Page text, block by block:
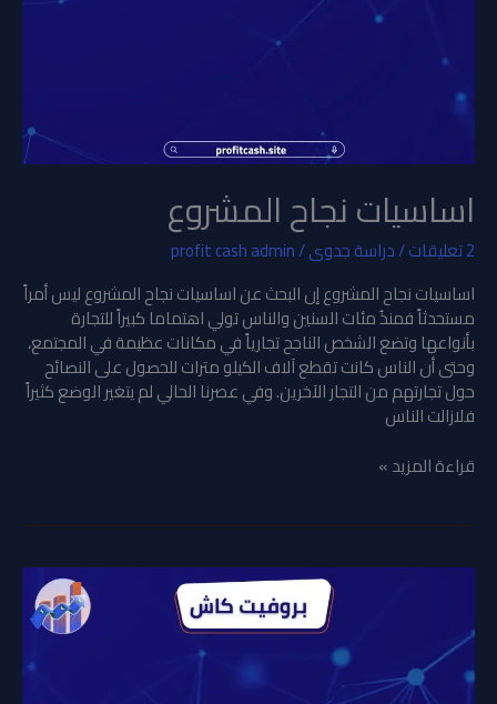
اساسيات نجاح المشروع
2 تعليقات /دراسة جدوى/
profit cash admin
اساسيات نجاح المشروع إن البحث عن اساسيات نجاح المشروع ليس أمراً
مستحدثاً فمنذُ مئات السنين والناس تولي اهتماما كبيراً للتجارة
بأنواعها وتضع الشخص الناجح تجارياً في مكانات عظيمة في المجتمع،
وحتى أن الناس كانت تقطع آلاف الكيلو مترات للحصول على النصائح
حول تجارتهم من التجار الآخرين. وفي عصرنا الحالي لم يتغير الوضع كثيراً
فلازالت الناس
قراءة المزيد »
كيفية
دراسة
جدوى